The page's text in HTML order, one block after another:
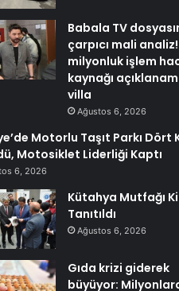
Babala TV
çarpıcı mali
milyonluk işlem
kaynağı
villa
Ağustos 6, 2026
Motorlu Taşıt Parkı Dört
Motosiklet Liderliği Kaptı
6, 2026
Kütahya Mutfağı
Tanıtıldı
Ağustos 6, 2026
Gıda krizi giderek
büyüyor: